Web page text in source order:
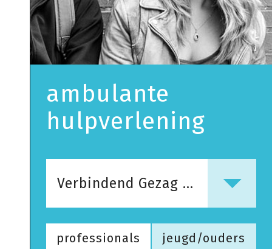
ambulante
hulpverlening
Verbindend Gezag & Geweldloos Verzet
professionals jeugd/ouders